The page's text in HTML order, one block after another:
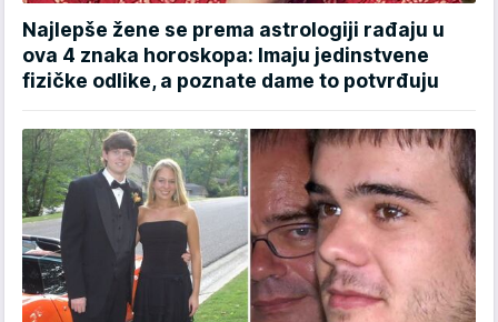
Najlepše žene se prema astrologiji rađaju u
ova 4 znaka horoskopa: Imaju jedinstvene
fizičke odlike, a poznate dame to potvrđuju